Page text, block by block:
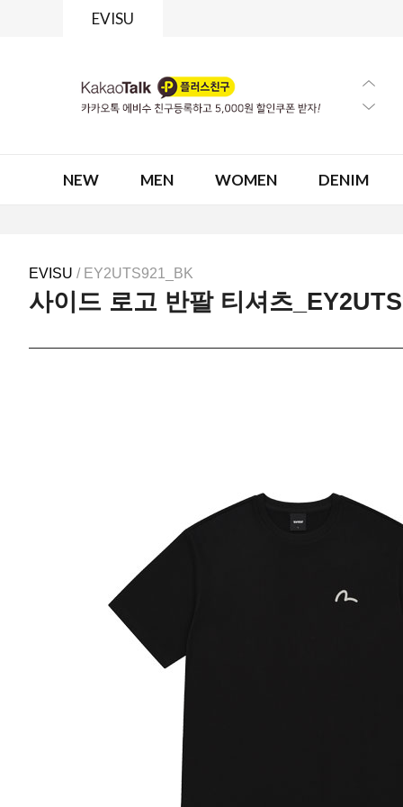
EVISU
NEW MEN WOMEN DENIM
EVISU / EY2UTS921_BK
사이드 로고 반팔 티셔츠